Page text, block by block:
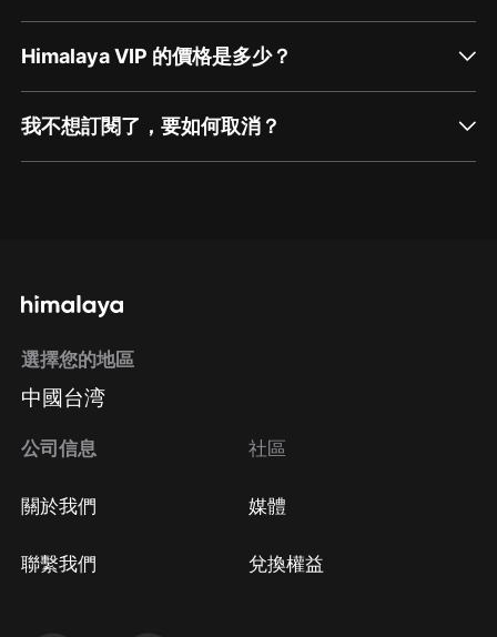
Himalaya VIP 的價格是多少？
我不想訂閱了，要如何取消？
方法 Google Play取消訂閱方法
選擇您的地區
中國台湾
公司信息
關於我們
聯繫我們
社區
媒體
兌換權益